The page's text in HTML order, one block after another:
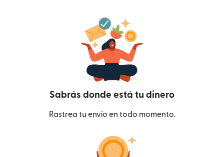
Sabrás donde está tu dinero
Rastrea tu envío en todo momento.